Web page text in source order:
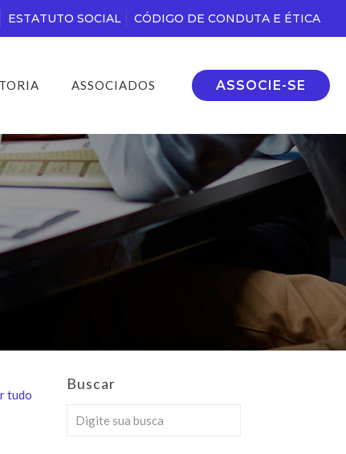
ESTATUTO SOCIAL CÓDIGO DE CONDUTA E ÉTICA
ASSOCIADOS ASSOCIE-SE
tudo
Buscar